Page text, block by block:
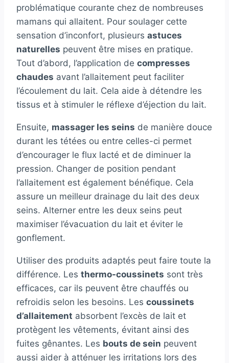
problématique courante chez de nombreuses
mamans qui allaitent. Pour soulager cette
sensation d’inconfort, plusieurs astuces
naturelles peuvent être mises en pratique.
Tout d’abord, l’application de compresses
chaudes avant l’allaitement peut faciliter
l’écoulement du lait. Cela aide à détendre les
tissus et à stimuler le réflexe d’éjection du lait.
Ensuite, massager les seins de manière douce
durant les tétées ou entre celles-ci permet
d’encourager le flux lacté et de diminuer la
pression. Changer de position pendant
l’allaitement est également bénéfique. Cela
assure un meilleur drainage du lait des deux
seins. Alterner entre les deux seins peut
maximiser l’évacuation du lait et éviter le
gonflement.
Utiliser des produits adaptés peut faire toute la
différence. Les thermo-coussinets sont très
efficaces, car ils peuvent être chauffés ou
refroidis selon les besoins. Les coussinets
d’allaitement absorbent l’excès de lait et
protègent les vêtements, évitant ainsi des
fuites gênantes. Les bouts de sein peuvent
aussi aider à atténuer les irritations lors des